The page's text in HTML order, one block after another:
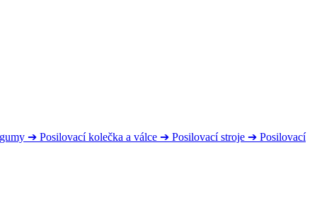
➔ Posilovací kolečka a válce ➔ Posilovací stroje ➔ Posilovací